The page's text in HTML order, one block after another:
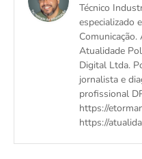
Técnico
especializado
Atualidade
Digital Ltda.
jornalista e
profissional
https://
https://